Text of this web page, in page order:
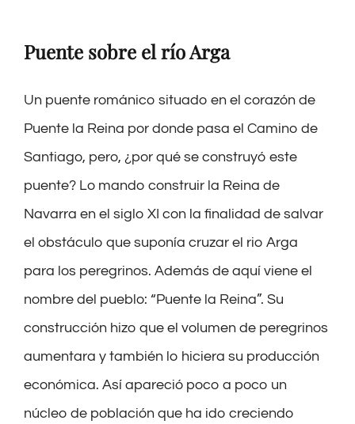
Puente sobre el río Arga
Un puente románico situado en el corazón de
Puente la Reina por donde pasa el Camino de
Santiago, pero, ¿por qué se construyó este
puente? Lo mando construir la Reina de
Navarra en el siglo XI con la finalidad de salvar
el obstáculo que suponía cruzar el rio Arga
para los peregrinos. Además de aquí viene el
nombre del pueblo: “Puente la Reina”. Su
construcción hizo que el volumen de peregrinos
aumentara y también lo hiciera su producción
económica. Así apareció poco a poco un
núcleo de población que ha ido creciendo